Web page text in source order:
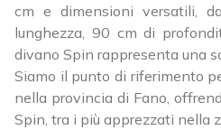
cm e dimensioni versatili,
lunghezza, 90 cm di
divano Spin rappresenta una
Siamo il punto di riferimento
nella provincia di Fano,
Spin, tra i più apprezzati nella